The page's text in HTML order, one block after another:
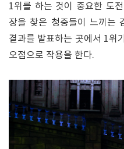
1위를 하는 것이 중요한 도
장을 찾은 청중들이 느끼는
결과를 발표하는 곳에서 1위
오점으로 작용을 한다.